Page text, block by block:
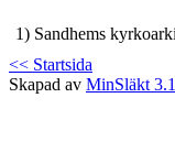
1) Sandhems
<< Startsida
Skapad av MinSläkt